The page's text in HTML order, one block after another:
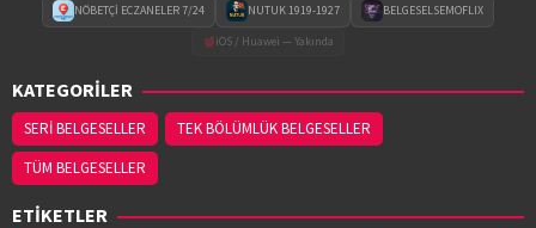
NÖBETÇİ ECZANELER 7/24 NUTUK 1919-1927
BELGESELSEMOFLIX
iOS / Huawei — Yakında
KATEGORİLER
SERİ BELGESELLER
TEK BÖLÜMLÜK BELGESELLER
TÜM BELGESELLER
ETİKETLER